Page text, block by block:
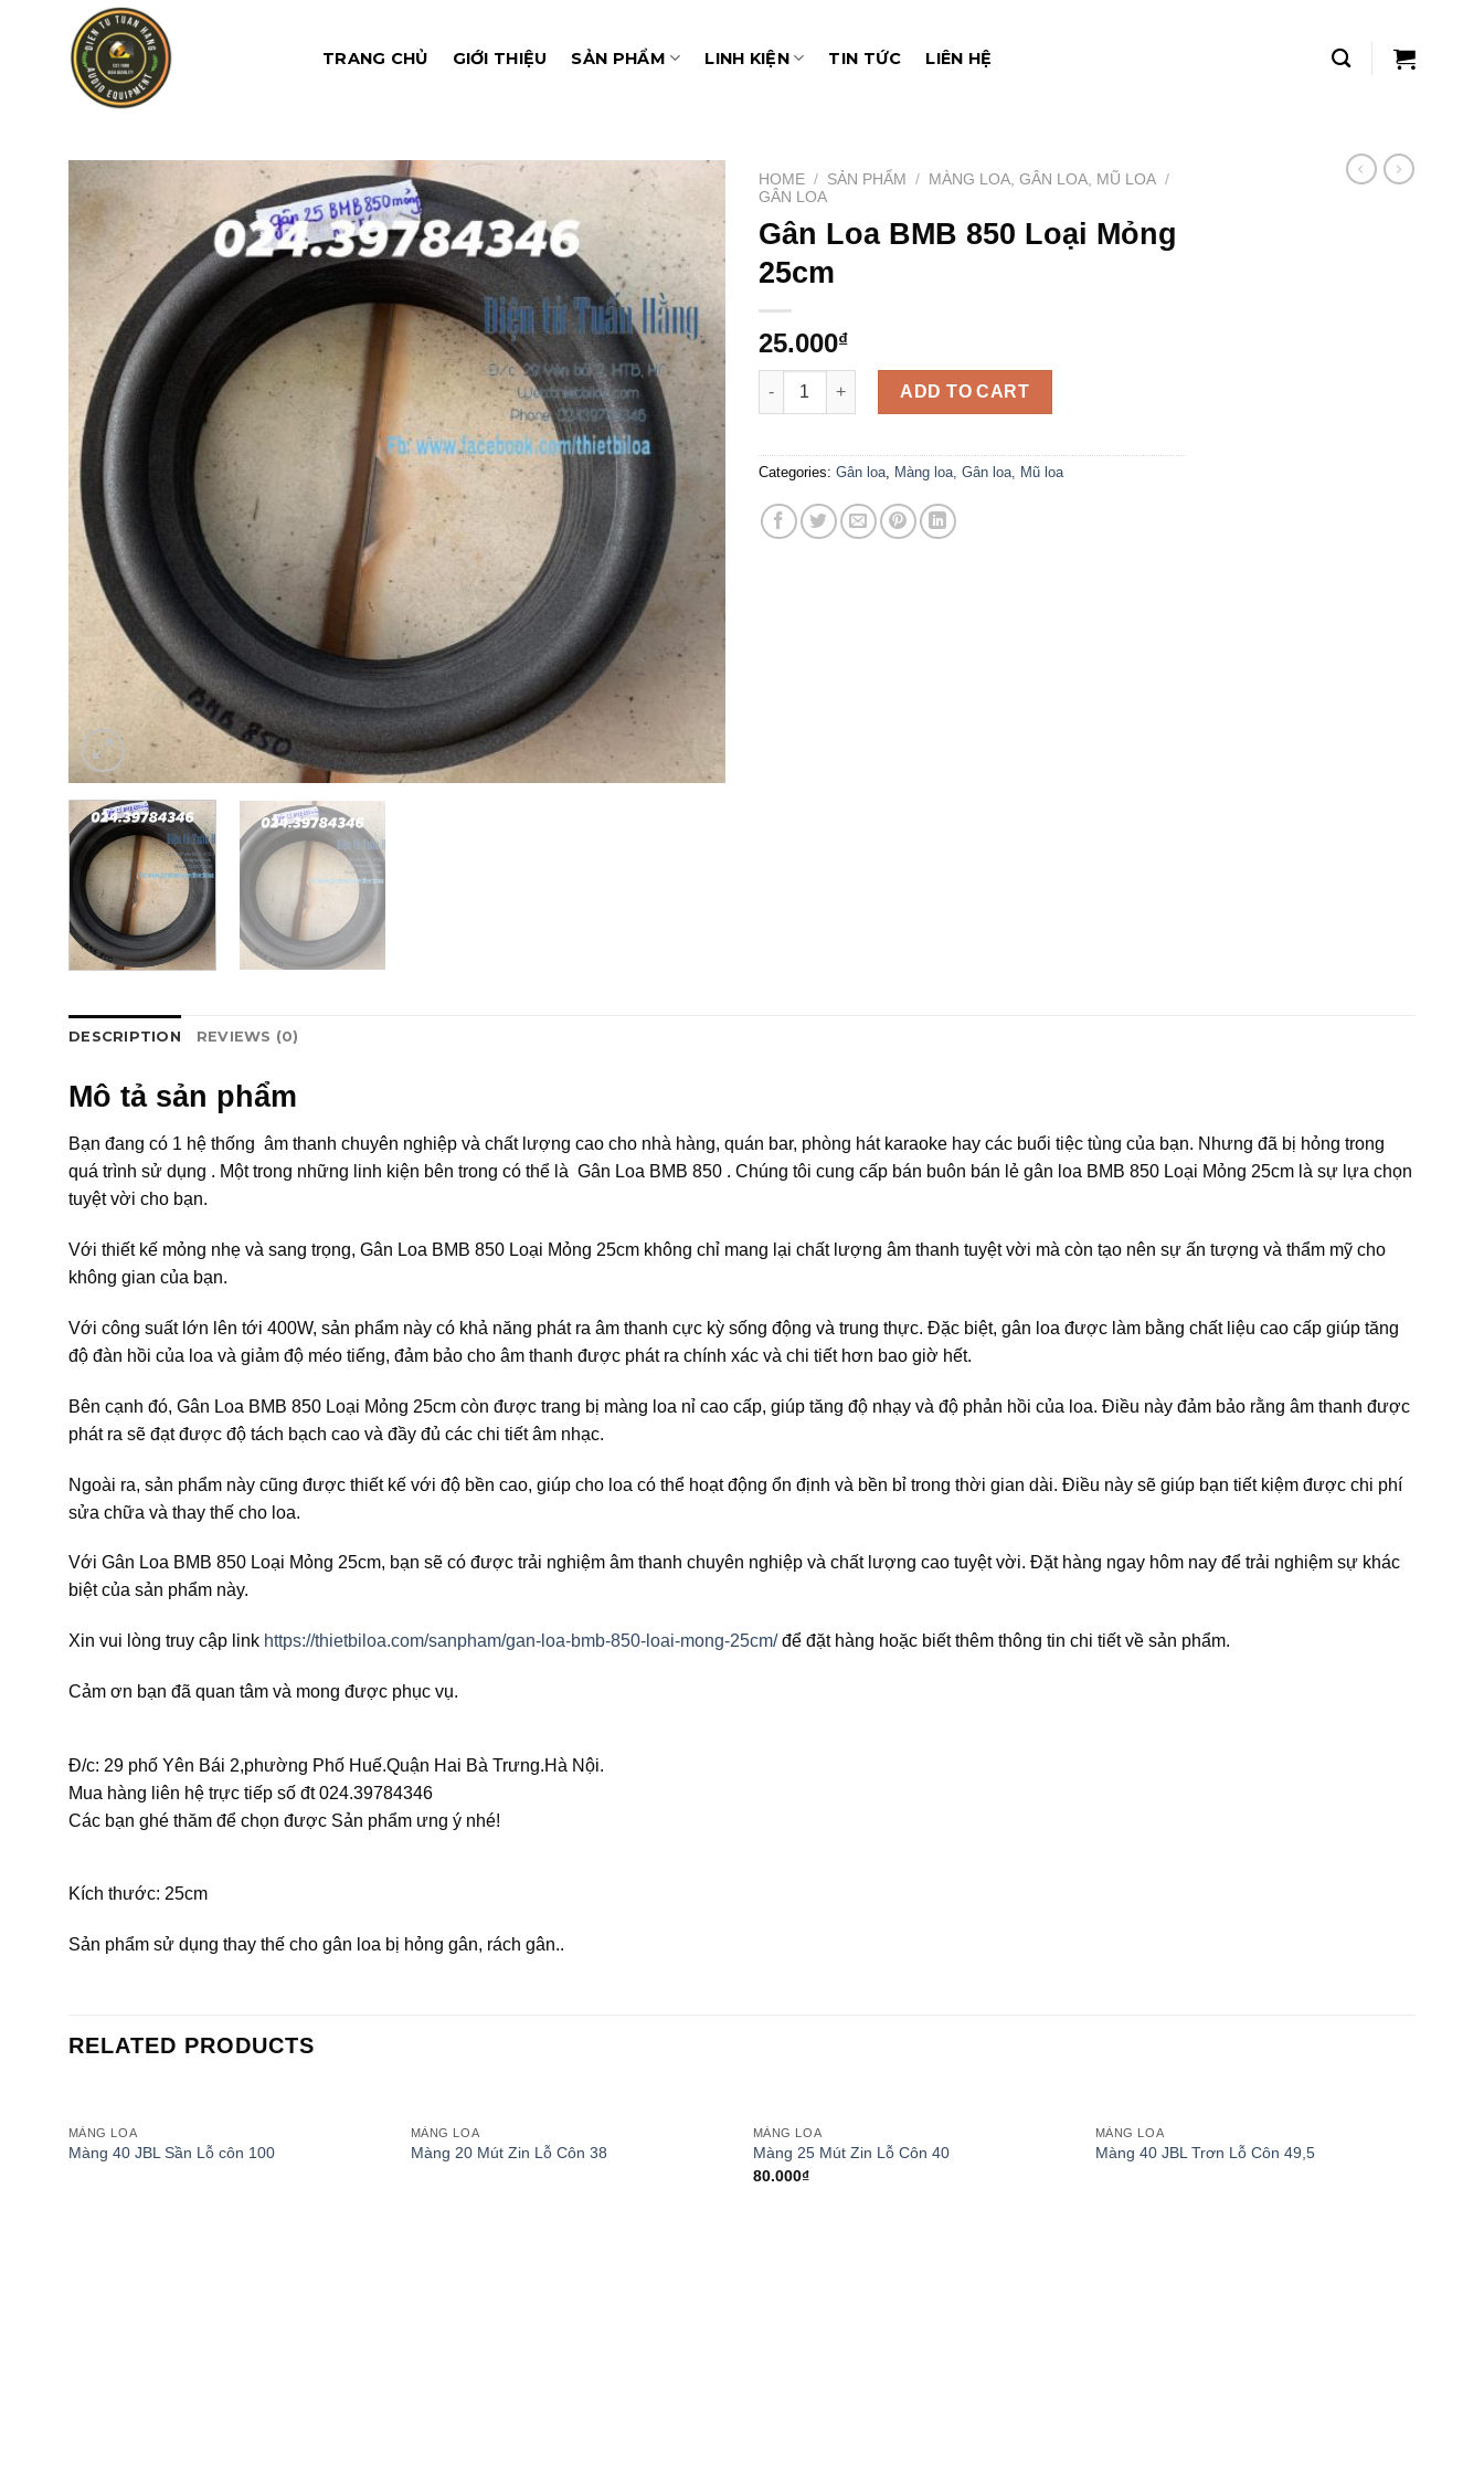
TRANG CHỦ GIỚI THIỆU SẢN PHẨM LINH KIỆN TIN TỨC LIÊN HỆ
Add to
wishlist
HOME / SẢN PHẨM / MÀNG LOA, GÂN LOA, MŨ LOA /
GÂN LOA
Gân Loa BMB 850 Loại Mỏng
25cm
25.000₫
Gân Loa BMB 850 Loại Mỏng 25cm quantity
ADD TO CART
Categories: Gân loa Màng loa, Gân loa, Mũ loa
DESCRIPTION REVIEWS (0)
Mô tả sản phẩm
Bạn đang có 1 hệ thống âm thanh chuyên nghiệp và chất lượng cao cho nhà hàng, quán bar, phòng hát karaoke hay các buổi tiệc tùng của bạn. Nhưng đã bị hỏng trong
quá trình sử dụng . Một trong những linh kiện bên trong có thể là Gân Loa BMB 850 . Chúng tôi cung cấp bán buôn bán lẻ gân loa BMB 850 Loại Mỏng 25cm là sự lựa chọn
tuyệt vời cho bạn.
Với thiết kế mỏng nhẹ và sang trọng, Gân Loa BMB 850 Loại Mỏng 25cm không chỉ mang lại chất lượng âm thanh tuyệt vời mà còn tạo nên sự ấn tượng và thẩm mỹ cho
không gian của bạn.
Với công suất lớn lên tới 400W, sản phẩm này có khả năng phát ra âm thanh cực kỳ sống động và trung thực. Đặc biệt, gân loa được làm bằng chất liệu cao cấp giúp tăng
độ đàn hồi của loa và giảm độ méo tiếng, đảm bảo cho âm thanh được phát ra chính xác và chi tiết hơn bao giờ hết.
Bên cạnh đó, Gân Loa BMB 850 Loại Mỏng 25cm còn được trang bị màng loa nỉ cao cấp, giúp tăng độ nhạy và độ phản hồi của loa. Điều này đảm bảo rằng âm thanh được
phát ra sẽ đạt được độ tách bạch cao và đầy đủ các chi tiết âm nhạc.
Ngoài ra, sản phẩm này cũng được thiết kế với độ bền cao, giúp cho loa có thể hoạt động ổn định và bền bỉ trong thời gian dài. Điều này sẽ giúp bạn tiết kiệm được chi phí
sửa chữa và thay thế cho loa.
Với Gân Loa BMB 850 Loại Mỏng 25cm, bạn sẽ có được trải nghiệm âm thanh chuyên nghiệp và chất lượng cao tuyệt vời. Đặt hàng ngay hôm nay để trải nghiệm sự khác
biệt của sản phẩm này.
Xin vui lòng truy cập link https://thietbiloa.com/sanpham/gan-loa-bmb-850-loai-mong-25cm/để đặt hàng hoặc biết thêm thông tin chi tiết về sản phẩm.
Cảm ơn bạn đã quan tâm và mong được phục vụ.
Đ/c: 29 phố Yên Bái 2,phường Phố Huế.Quận Hai Bà Trưng.Hà Nội.
Mua hàng liên hệ trực tiếp số đt 024.39784346
Các bạn ghé thăm để chọn được Sản phẩm ưng ý nhé!
Kích thước: 25cm
Sản phẩm sử dụng thay thế cho gân loa bị hỏng gân, rách gân..
RELATED PRODUCTS
MÀNG LOA
Màng 40 JBL Sần Lỗ côn 100
MÀNG LOA
Màng 20 Mút Zin Lỗ Côn 38
MÀNG LOA
Màng 25 Mút Zin Lỗ Côn 40
80.000₫
MÀNG LOA
Màng 40 JBL Trơn Lỗ Côn 49,5